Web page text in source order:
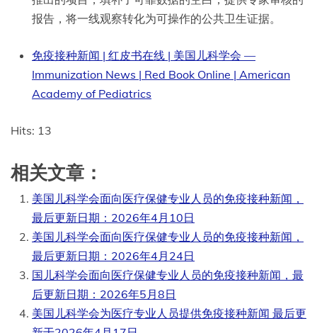
报告，将一线观察转化为可操作的公共卫生证据。
免疫接种新闻 | 红皮书在线 | 美国儿科学会 —
Immunization News | Red Book Online | American
Academy of Pediatrics
Hits: 13
相关文章：
美国儿科学会面向医疗保健专业人员的免疫接种新闻，
最后更新日期：2026年4月10日
美国儿科学会面向医疗保健专业人员的免疫接种新闻，
最后更新日期：2026年4月24日
国儿科学会面向医疗保健专业人员的免疫接种新闻，最
后更新日期：2026年5月8日
美国儿科学会为医疗专业人员提供免疫接种新闻 最后更